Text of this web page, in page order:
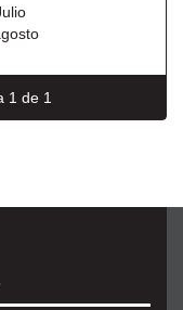
1 de 1